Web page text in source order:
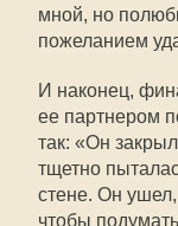
мной, но
пожеланием
И наконец,
ее партнером
так: «Он
тщетно
стене. Он ушел,
чтобы